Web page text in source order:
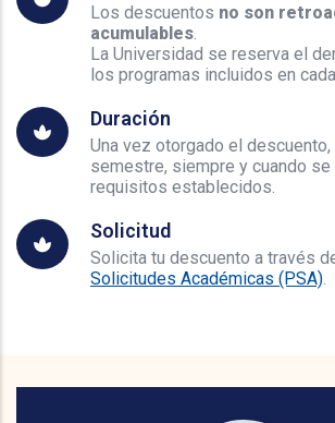
Los descuentos no son
acumulables
La Universidad se reserva el
los programas incluidos en
Duración
Una vez otorgado el descuento,
semestre, siempre y cuando se
requisitos establecidos.
Solicitud
Solicita tu descuento a través
Solicitudes Académicas (PSA)